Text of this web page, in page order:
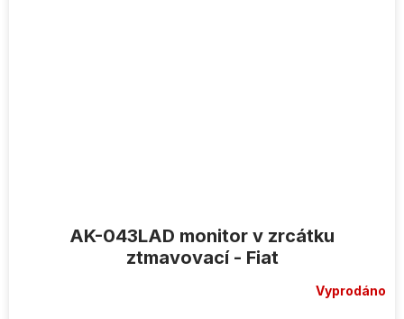
AK-043LAD monitor v zrcátku
ztmavovací - Fiat
Vyprodáno